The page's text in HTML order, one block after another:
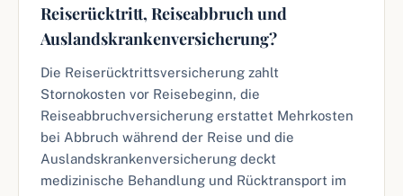
Reiserücktritt, Reiseabbruch und
Auslandskrankenversicherung?
Die Reiserücktrittsversicherung zahlt
Stornokosten vor Reisebeginn, die
Reiseabbruchversicherung erstattet Mehrkosten
bei Abbruch während der Reise und die
Auslandskrankenversicherung deckt
medizinische Behandlung und Rücktransport im